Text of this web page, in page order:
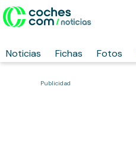
Noticias Fichas Fotos
Publicidad